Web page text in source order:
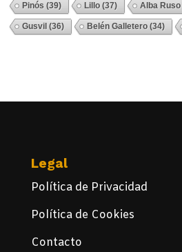
Pinós (39) Lillo (37) Alba Ruso
Gusvil (36) Belén Galletero (34)
Legal
Política de Privacidad
Política de Cookies
Contacto